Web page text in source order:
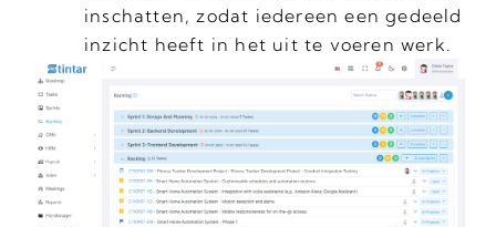
inschatten, zodat iedereen een gedeeld
inzicht heeft in het uit te voeren werk.